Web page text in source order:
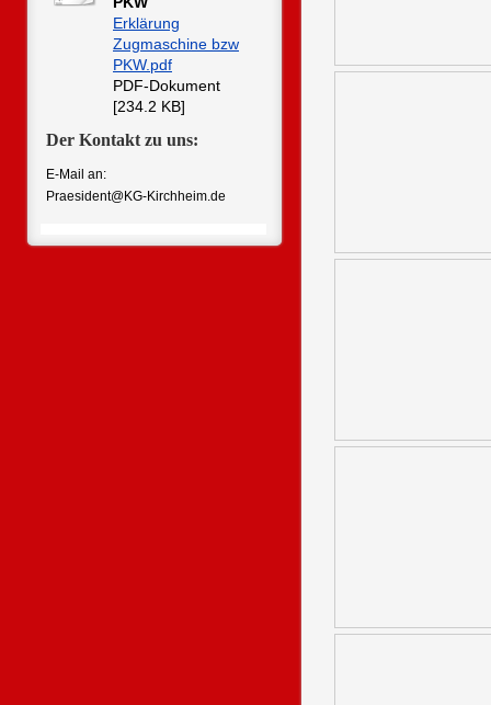
Erklärung
Zugmaschine bzw
PKW.pdf
PDF-Dokument
[234.2 KB]
Der Kontakt zu uns:
E-Mail an:
Praesident@KG-Kirchheim.de